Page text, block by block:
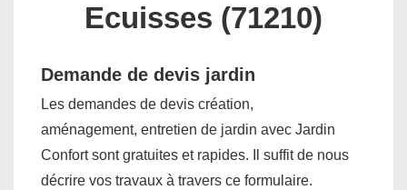
Ecuisses (71210)
Demande de devis jardin
Les demandes de devis création,
aménagement, entretien de jardin avec Jardin
Confort sont gratuites et rapides. Il suffit de nous
décrire vos travaux à travers ce formulaire.